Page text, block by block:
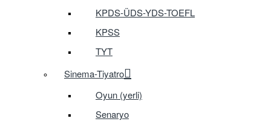
KPDS-ÜDS-YDS-TOEFL
KPSS
TYT
Sinema-Tiyatro
Oyun (yerli)
Senaryo